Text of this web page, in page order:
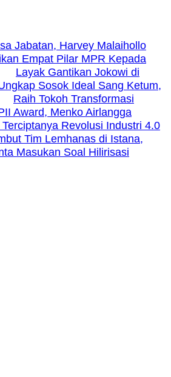
Jabatan, Harvey Malaihollo
Empat Pilar MPR Kepada
Layak Gantikan Jokowi di
Sosok Ideal Sang Ketum,
Raih Tokoh Transformasi
Award, Menko Airlangga
Revolusi Industri 4.0
Tim Lemhanas di Istana,
Masukan Soal Hilirisasi